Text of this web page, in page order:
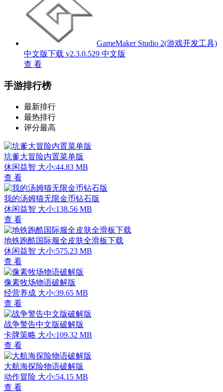
GameMaker Studio 2(游戏开发工具)
中文版下载 v2.3.0.529 中文版
查 看
手游排行榜
最新排行
最热排行
评分最高
坑爹大冒险内置菜单版
休闲益智 大小:44.83 MB
查 看
我的汤姆猫无限金币钻石版
休闲益智 大小:138.56 MB
查 看
地铁跑酷国际服全皮肤全滑板下载
休闲益智 大小:575.23 MB
查 看
像素牧场物语破解版
经营养成 大小:39.65 MB
查 看
战争警告中文版破解版
卡牌策略 大小:109.32 MB
查 看
大航海探险物语破解版
动作冒险 大小:54.15 MB
查 看